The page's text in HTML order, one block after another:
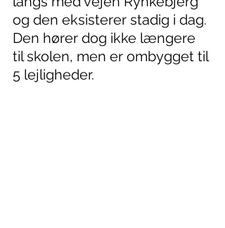
og den eksisterer stadig i dag.
Den hører dog ikke længere
til skolen, men er ombygget til
5 lejligheder.